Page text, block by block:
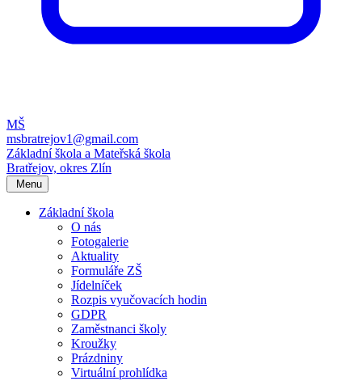
MŠ
msbratrejov1@gmail.com
Základní škola a Mateřská škola
Bratřejov, okres Zlín
Menu
Základní škola
O nás
Fotogalerie
Aktuality
Formuláře ZŠ
Jídelníček
Rozpis vyučovacích hodin
GDPR
Zaměstnanci školy
Kroužky
Prázdniny
Virtuální prohlídka